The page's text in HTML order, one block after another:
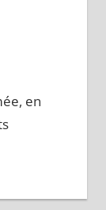
en